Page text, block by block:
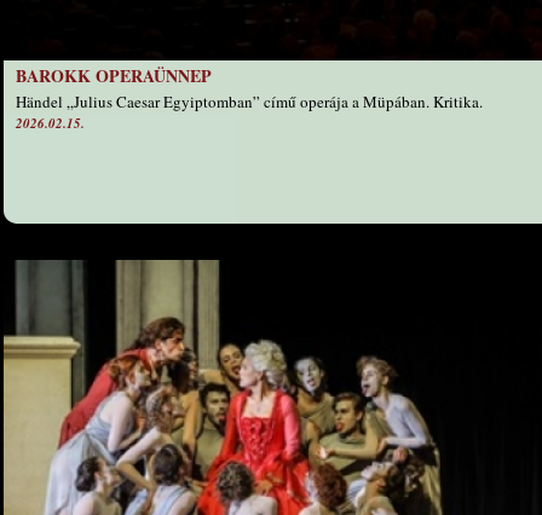
BAROKK OPERAÜNNEP
Händel „Julius Caesar Egyiptomban” című operája a Müpában. Kritika.
2026.02.15.